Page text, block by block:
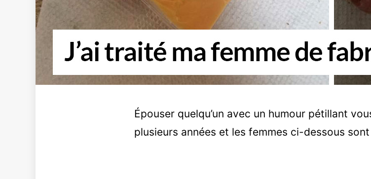
Épouser quelqu’un avec un humour pétillant
plusieurs années et les femmes ci-dessous